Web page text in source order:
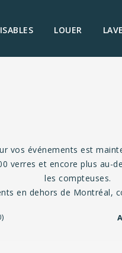
LOUER
vos événements est
verres et encore plus au-
les compteuses.
en dehors de Montréal,